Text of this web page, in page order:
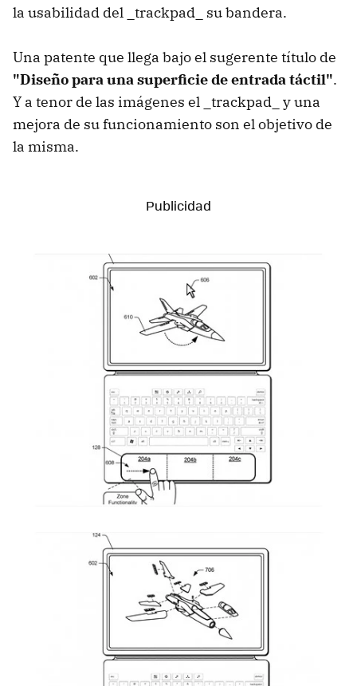
la usabilidad del _trackpad_ su bandera.
Una patente que llega bajo el sugerente título de
"Diseño para una superficie de entrada táctil".
Y a tenor de las imágenes el _trackpad_ y una
mejora de su funcionamiento son el objetivo de
la misma.